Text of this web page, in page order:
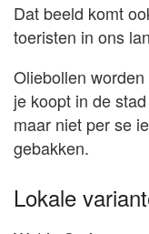
Dat beeld komt
toeristen in ons
Oliebollen
je koopt in de
maar niet per se
gebakken.
Lokale